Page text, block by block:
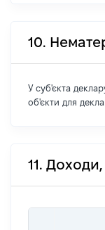
10.
У суб'єкта
об'єкти для
11.